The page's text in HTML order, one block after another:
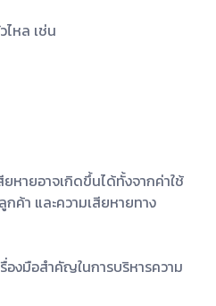
หล เช่น
หายอาจเกิดขึ้นได้ทั้งจากค่าใช้
กค้า และความเสียหายทาง
องมือสำคัญในการบริหารความ